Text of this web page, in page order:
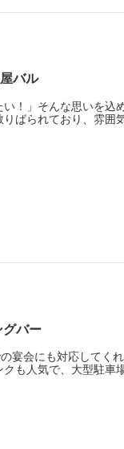
バル
！」そんな思いを込
ばられており、雰囲
バー
宴会にも対応してく
も人気で、大型駐車